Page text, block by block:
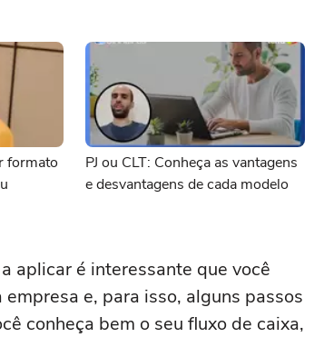
formato
PJ ou CLT: Conheça as vantagens
e desvantagens de cada modelo
aplicar é interessante que você
e, para isso, alguns passos
conheça bem o seu fluxo de caixa,